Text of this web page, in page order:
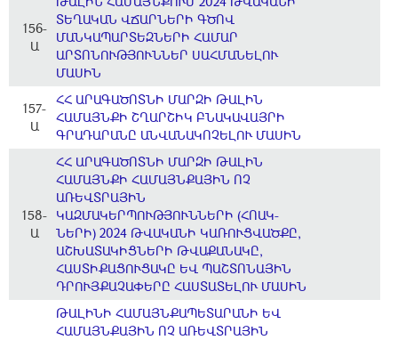
156-
Ա
ՏԵՂԱԿԱՆ ՎՃԱՐՆԵՐԻ ԳԾՈՎ
ՄԱՆԿԱՊԱՐՏԵԶՆԵՐԻ ՀԱՄԱՐ
ԱՐՏՈՆՈՒԹՅՈՒՆՆԵՐ ՍԱՀՄԱՆԵԼՈՒ
ՄԱՍԻՆ
157-
Ա
ՀՀ ԱՐԱԳԱԾՈՏՆԻ ՄԱՐԶԻ ԹԱԼԻՆ
ՀԱՄԱՅՆՔԻ ՇՂԱՐՇԻԿ ԲՆԱԿԱՎԱՅՐԻ
ԳՐԱԴԱՐԱՆԸ ԱՆՎԱՆԱԿՈՉԵԼՈՒ ՄԱՍԻՆ
158-
Ա
ՀՀ ԱՐԱԳԱԾՈՏՆԻ ՄԱՐԶԻ ԹԱԼԻՆ
ՀԱՄԱՅՆՔԻ ՀԱՄԱՅՆՔԱՅԻՆ ՈՉ
ԱՌԵՎՏՐԱՅԻՆ
ԿԱԶՄԱԿԵՐՊՈՒԹՅՈՒՆՆԵՐԻ (ՀՈԱԿ-
ՆԵՐԻ) 2024 ԹՎԱԿԱՆԻ ԿԱՌՈՒՑՎԱԾՔԸ,
ԱՇԽԱՏԱԿԻՑՆԵՐԻ ԹՎԱՔԱՆԱԿԸ,
ՀԱՍՏԻՔԱՑՈՒՑԱԿԸ ԵՎ ՊԱՇՏՈՆԱՅԻՆ
ԴՐՈՒՅՔԱՉԱՓԵՐԸ ՀԱՍՏԱՏԵԼՈՒ ՄԱՍԻՆ
ԹԱԼԻՆԻ ՀԱՄԱՅՆՔԱՊԵՏԱՐԱՆԻ ԵՎ
ՀԱՄԱՅՆՔԱՅԻՆ ՈՉ ԱՌԵՎՏՐԱՅԻՆ